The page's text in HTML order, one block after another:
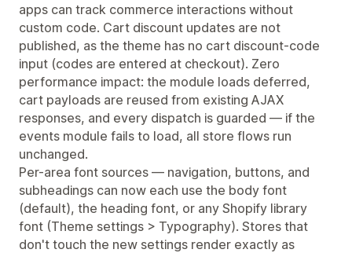
apps can track commerce interactions without
custom code. Cart discount updates are not
published, as the theme has no cart discount-code
input (codes are entered at checkout). Zero
performance impact: the module loads deferred,
cart payloads are reused from existing AJAX
responses, and every dispatch is guarded — if the
events module fails to load, all store flows run
unchanged.
Per-area font sources — navigation, buttons, and
subheadings can now each use the body font
(default), the heading font, or any Shopify library
font (Theme settings > Typography). Stores that
don't touch the new settings render exactly as